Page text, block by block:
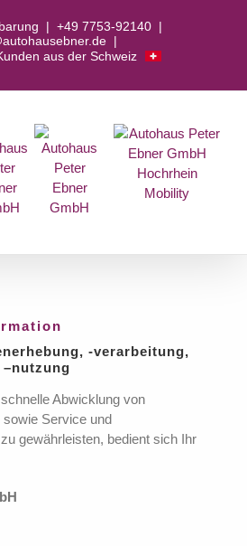
| +49 7753-92140 |
|
aus der Schweiz
-verarbeitung,
Abwicklung von
sowie Service und
gewährleisten, bedient sich Ihr